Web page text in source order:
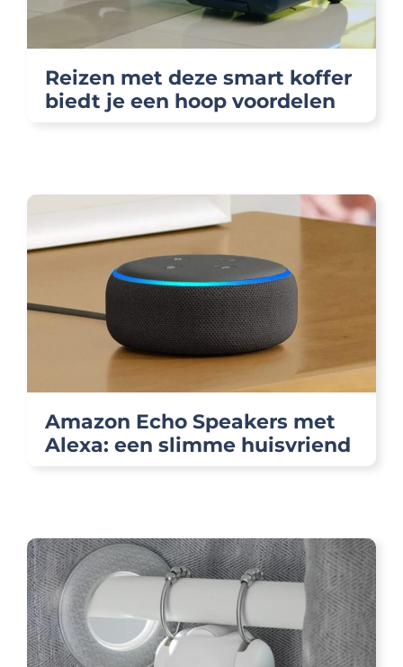
Reizen met deze smart koffer
biedt je een hoop voordelen
Amazon Echo Speakers met
Alexa: een slimme huisvriend